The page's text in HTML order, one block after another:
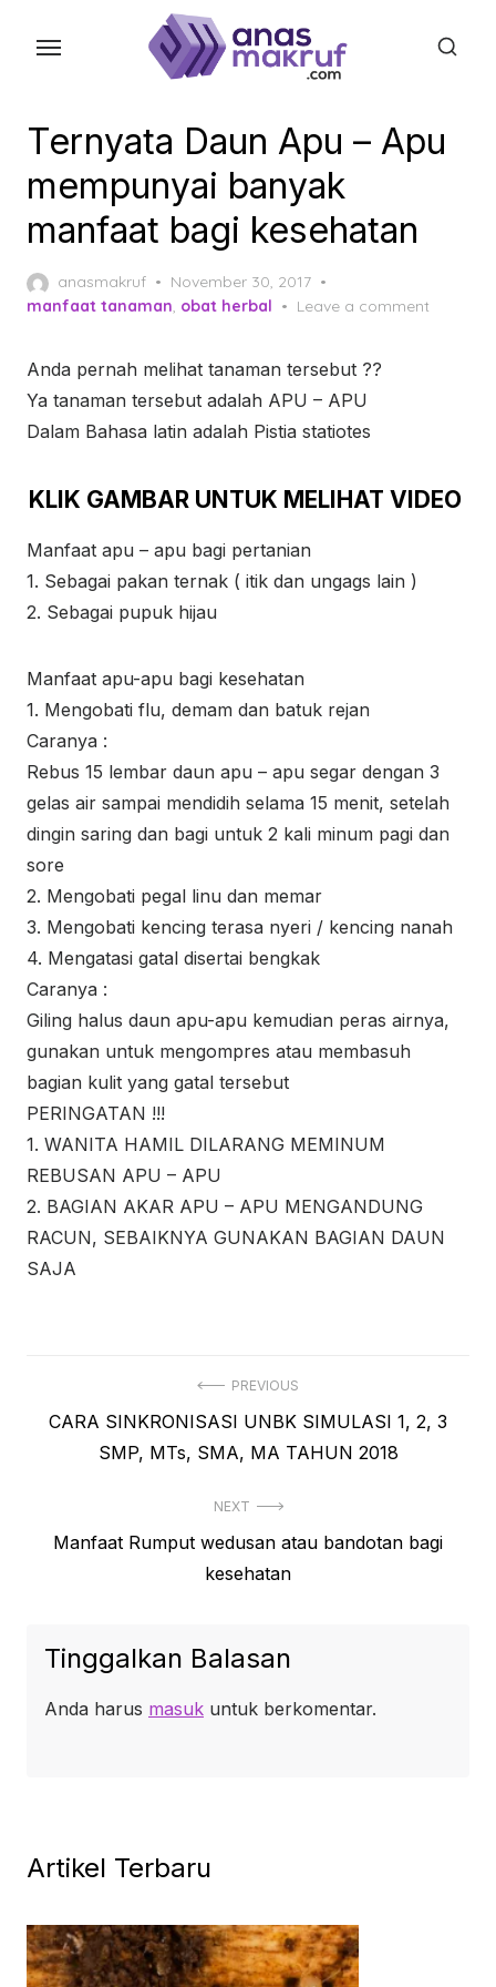
Ternyata Daun Apu – Apu
mempunyai banyak
manfaat bagi kesehatan
anasmakruf
Posted
on
November 30, 2017
manfaat tanaman, obat herbal Leave a comment
Anda pernah melihat tanaman tersebut ??
Ya tanaman tersebut adalah APU – APU
Dalam Bahasa latin adalah Pistia statiotes
KLIK GAMBAR UNTUK MELIHAT VIDEO
Manfaat apu – apu bagi pertanian
1. Sebagai pakan ternak ( itik dan ungags lain )
2. Sebagai pupuk hijau
Manfaat apu-apu bagi kesehatan
1. Mengobati flu, demam dan batuk rejan
Caranya :
Rebus 15 lembar daun apu – apu segar dengan 3
gelas air sampai mendidih selama 15 menit, setelah
dingin saring dan bagi untuk 2 kali minum pagi dan
sore
2. Mengobati pegal linu dan memar
3. Mengobati kencing terasa nyeri / kencing nanah
4. Mengatasi gatal disertai bengkak
Caranya :
Giling halus daun apu-apu kemudian peras airnya,
gunakan untuk mengompres atau membasuh
bagian kulit yang gatal tersebut
PERINGATAN !!!
1. WANITA HAMIL DILARANG MEMINUM
REBUSAN APU – APU
2. BAGIAN AKAR APU – APU MENGANDUNG
RACUN, SEBAIKNYA GUNAKAN BAGIAN DAUN
SAJA
pos
PREVIOUS
Previous
CARA SINKRONISASI UNBK SIMULASI 1, 2, 3
SMP, MTs, SMA, MA TAHUN 2018
NEXT
Next
Manfaat Rumput wedusan atau bandotan bagi
kesehatan
Tinggalkan Balasan
Anda harus masuk untuk berkomentar.
Artikel Terbaru